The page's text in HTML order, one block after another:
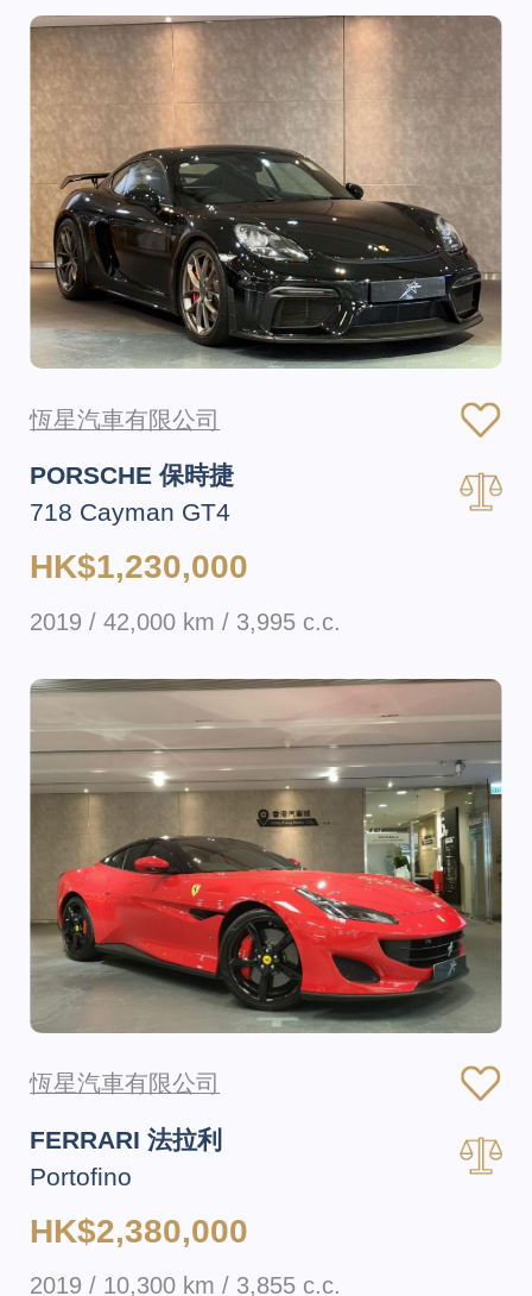
恆星汽車有限公司
PORSCHE 保時捷
718 Cayman GT4
HK$1,230,000
2019 / 42,000 km / 3,995 c.c.
恆星汽車有限公司
FERRARI 法拉利
Portofino
HK$2,380,000
2019 / 10,300 km / 3,855 c.c.